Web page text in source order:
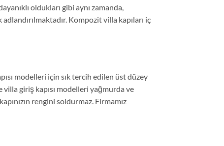
oldukları gibi aynı zamanda,
Kompozit villa kapıları iç
modelleri için sık tercih edilen üst düzey
villa giriş kapısı modelleri yağmurda ve
rengini soldurmaz. Firmamız